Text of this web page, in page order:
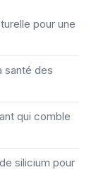
pour une
santé des
qui comble
silicium pour